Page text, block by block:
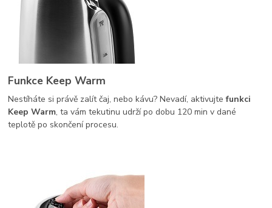
Funkce Keep Warm
Nestíháte si právě zalít čaj, nebo kávu? Nevadí, aktivujte funkci
Keep Warm, ta vám tekutinu udrží po dobu 120 min v dané
teplotě po skončení procesu.